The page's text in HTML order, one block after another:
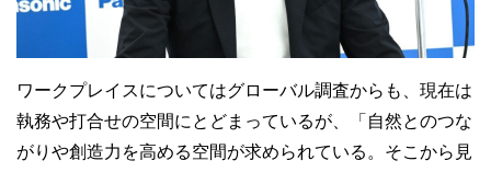
ワークプレイスについてはグローバル調査からも、現在は
執務や打合せの空間にとどまっているが、「自然とのつな
がりや創造力を高める空間が求められている。そこから見